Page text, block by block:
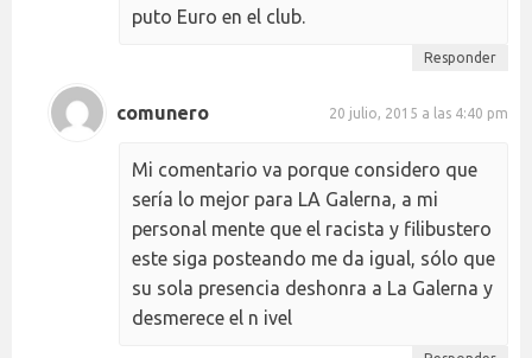
puto Euro en el club.
Responder
comunero 20 julio, 2015 a las 4:40 pm
Mi comentario va porque considero que
sería lo mejor para LA Galerna, a mi
personal mente que el racista y filibustero
este siga posteando me da igual, sólo que
su sola presencia deshonra a La Galerna y
desmerece el n ivel